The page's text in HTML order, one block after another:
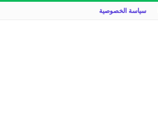
سياسة الخصوصية